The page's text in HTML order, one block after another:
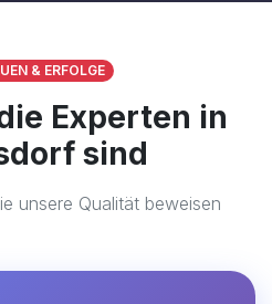
& ERFOLGE
Experten in
sind
unsere Qualität beweisen